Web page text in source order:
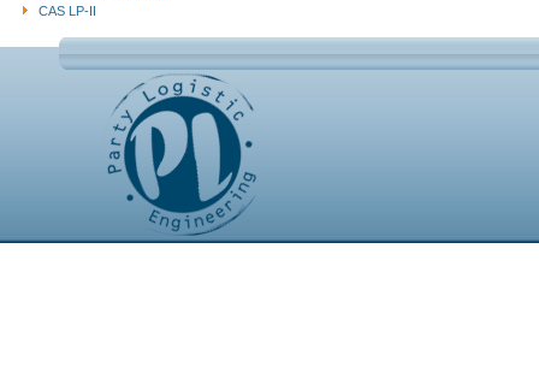
CAS LP-II